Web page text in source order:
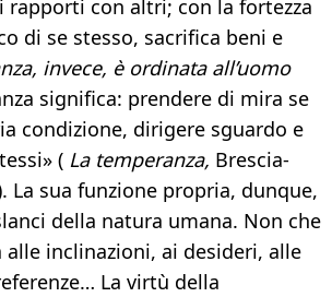
rapporti con altri; con la fortezza
di se stesso, sacrifica beni e
invece, è ordinata all’uomo
significa: prendere di mira se
condizione, dirigere sguardo e
( La temperanza, Brescia-
La sua funzione propria, dunque,
della natura umana. Non che
alle inclinazioni, ai desideri, alle
La virtù della